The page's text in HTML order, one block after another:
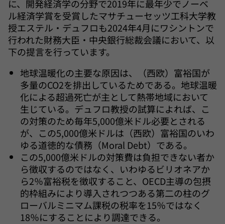
に、開発経済学の分野で2019年に最年少でノーベ
ル経済学賞を受賞したマサチューセッツ工科大学教
授エステル・デュフロも2024年4月にワシントンで
行われた財務大臣・中央銀行総裁会議において、以
下の提言を行っています。
地球温暖化の主要な原因は、（西欧）富裕国が
多量のCO2を排出しているためである。地球温暖
化による超過死亡が主として熱帯地域において
生じている。デュフロ教授の試算によれば、こ
の対策のため毎年5,000億米ドル必要とされる
が、この5,000億米ドルは（西欧）富裕国のいわ
ゆる道徳的な債務（Moral Debt）である。
この5,000億米ドルの対策費は負担できない者か
ら徴収するのではなく、いわゆるビリオネアか
ら2％富裕税を徴収すること、OECD主導の包摂
的枠組みにより導入されつつある第二の柱のグ
ローバルミニマム課税の税率を15％ではなく
18％にすることにより調達できる。